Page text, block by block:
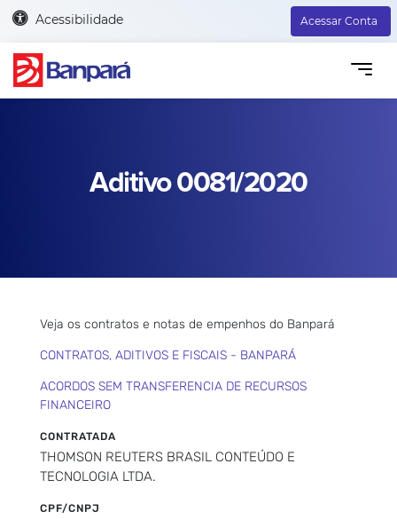
Acessibilidade Acessar Conta
Aditivo 0081/2020
Veja os contratos e notas de empenhos do Banpará
CONTRATOS, ADITIVOS E FISCAIS - BANPARÁ
ACORDOS SEM TRANSFERENCIA DE RECURSOS
FINANCEIRO
CONTRATADA
THOMSON REUTERS BRASIL CONTEÚDO E
TECNOLOGIA LTDA.
CPF/CNPJ